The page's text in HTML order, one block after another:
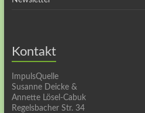
Kontakt
ImpulsQuelle
Susanne Deicke &
Annette Lösel-Cabuk
Regelsbacher Str. 34